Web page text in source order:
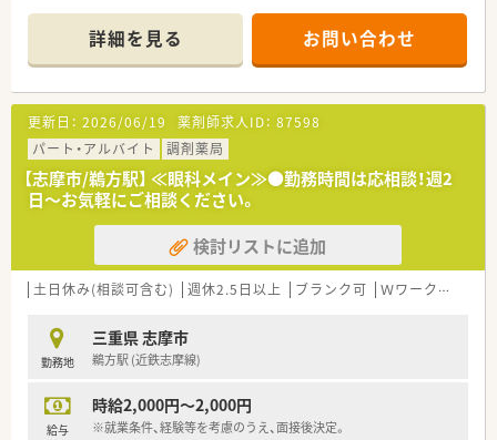
■アットホームな地域密着店です。
■木日祝+土曜午後のうれしい週休2.5日、18：30までの店舗で
す。プライベートの時間も大切にできます。
■同じビルの内科クリニックより処方箋を受けています。
■ご経験により高年収～650万円！地域手当月8万円ほか、福利厚
生が充実しています。
■薬剤師は3名、事務は3.5名在籍しています。
■施設在宅にも取り組んでいます。
■車の運転が可能な方を募集しています。
詳細を見る お問い合わせ
更新日： 2026/06/19 薬剤師求人ID： 87598
パート・アルバイト
調剤薬局
【志摩市/鵜方駅】 ≪眼科メイン≫●勤務時間は応相談！週2
日～お気軽にご相談ください。
検討リストに追加
土日休み(相談可含む) 週休2.5日以上 ブランク可 Ｗワーク可
勤務地
三重県 志摩市
鵜方駅 (近鉄志摩線)
給与
時給2,000円～2,000円
※就業条件、経験等を考慮のうえ、面接後決定。